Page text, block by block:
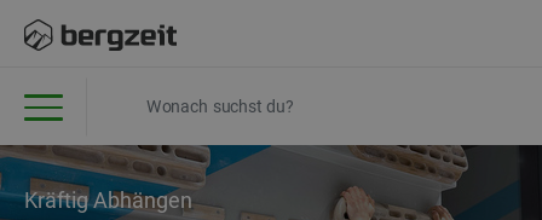
Kräftig Abhängen